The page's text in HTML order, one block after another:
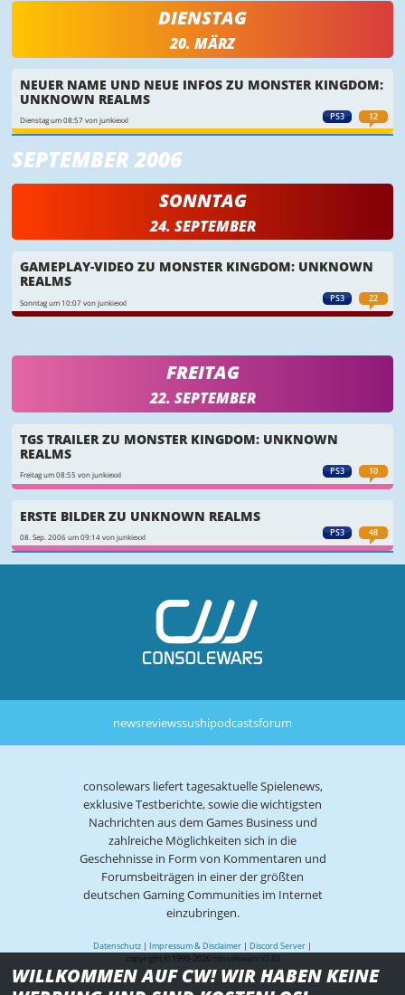
DIENSTAG
20. MÄRZ
PS3 12
NEUER NAME UND NEUE INFOS ZU MONSTER KINGDOM:
UNKNOWN REALMS
Dienstag um 08:57 von junkiexxl
SEPTEMBER 2006
SONNTAG
24. SEPTEMBER
PS3 22
GAMEPLAY-VIDEO ZU MONSTER KINGDOM: UNKNOWN
REALMS
Sonntag um 10:07 von junkiexxl
FREITAG
22. SEPTEMBER
PS3 10
TGS TRAILER ZU MONSTER KINGDOM: UNKNOWN
REALMS
Freitag um 08:55 von junkiexxl
PS3 48
ERSTE BILDER ZU UNKNOWN REALMS
08. Sep. 2006 um 09:14 von junkiexxl
newsreviewssushipodcastsforum
consolewars liefert tagesaktuelle Spielenews,
exklusive Testberichte, sowie die wichtigsten
Nachrichten aus dem Games Business und
zahlreiche Möglichkeiten sich in die
Geschehnisse in Form von Kommentaren und
Forumsbeiträgen in einer der größten
deutschen Gaming Communities im Internet
einzubringen.
Datenschutz | Impressum & Disclaimer | Discord Server |
copyright © 1999-2026
consolewars V2.82
WILLKOMMEN AUF CW! WIR HABEN KEINE